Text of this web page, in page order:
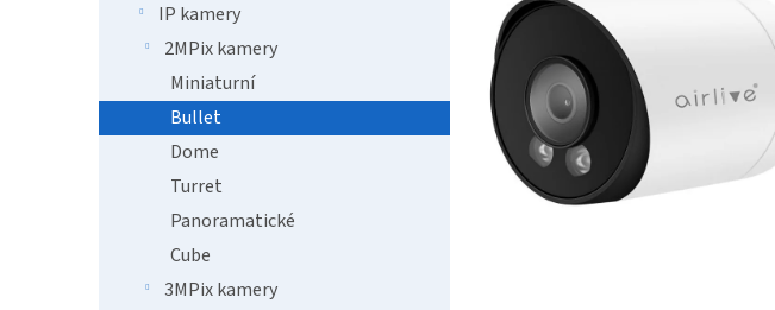
l
IP kamery
2MPix kamery
Miniaturní
Bullet
Dome
Turret
Panoramatické
Cube
3MPix kamery
5
hvězdiček.